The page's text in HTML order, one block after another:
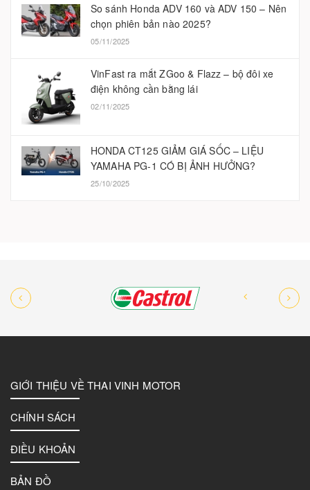
So sánh Honda ADV 160 và ADV 150 – Nên
chọn phiên bản nào 2025?
05/11/2025
VinFast ra mắt ZGoo & Flazz – bộ đôi xe
điện không cần bằng lái
02/11/2025
HONDA CT125 GIẢM GIÁ SỐC – LIỆU
YAMAHA PG-1 CÓ BỊ ẢNH HƯỞNG?
25/10/2025
GIỚI THIỆU VỀ THAI VINH MOTOR
CHÍNH SÁCH
ĐIỀU KHOẢN
BẢN ĐỒ